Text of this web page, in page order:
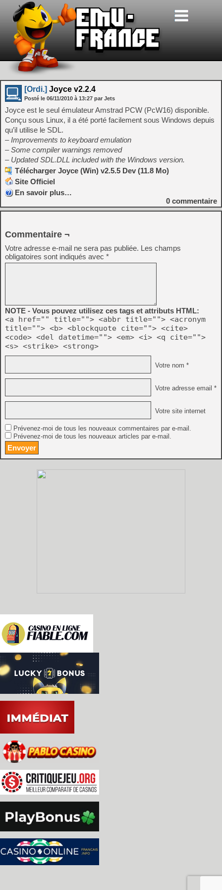
[Ordi.] Joyce v2.2.4
Posté le 06/11/2010 à 13:27 par Jets
Joyce est le seul émulateur Amstrad PCW (PcW16) disponible.
Conçu sous Linux, il a été porté facilement sous Windows depuis
qu’il utilise le SDL.
– Improvements to keyboard emulation
– Some compiler warnings removed
– Updated SDL.DLL included with the Windows version.
Télécharger Joyce (Win) v2.5.5 Dev (11.8 Mo)
Site Officiel
En savoir plus…
0 commentaire
Commentaire ¬
Votre adresse e-mail ne sera pas publiée. Les champs
obligatoires sont indiqués avec *
NOTE - Vous pouvez utilisez ces tags et attributs HTML:
<a href="" title=""> <abbr title=""> <acronym
title=""> <b> <blockquote cite=""> <cite>
<code> <del datetime=""> <em> <i> <q cite="">
<s> <strike> <strong>
Votre nom *
Votre adresse email *
Votre site internet
Prévenez-moi de tous les nouveaux commentaires par e-mail.
Prévenez-moi de tous les nouveaux articles par e-mail.